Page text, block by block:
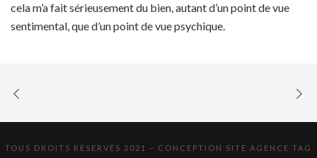
cela m’a fait sérieusement du bien, autant d’un point de vue
sentimental, que d’un point de vue psychique.
TOUS DROITS RÉSERVÉS 2021 – CONCEPTION SITE AGENCE TAG